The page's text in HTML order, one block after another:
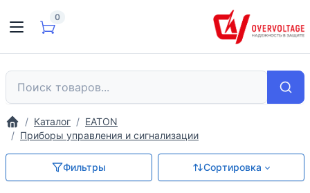
0
Каталог
EATON
Приборы управления и сигнализации
Фильтры Сортировка